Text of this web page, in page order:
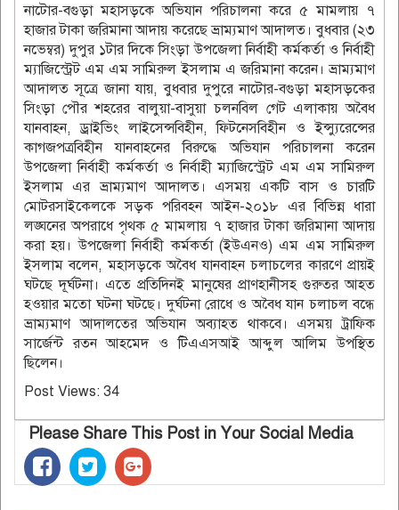
নাটোর-বগুড়া মহাসড়কে অভিযান পরিচালনা করে ৫ মামলায় ৭
হাজার টাকা জরিমানা আদায় করেছে ভ্রাম্যমাণ আদালত। বুধবার (২৩
নভেম্বর) দুপুর ১টার দিকে সিংড়া উপজেলা নির্বাহী কর্মকর্তা ও নির্বাহী
ম্যাজিস্ট্রেট এম এম সামিরুল ইসলাম এ জরিমানা করেন। ভ্রাম্যমাণ
আদালত সূত্রে জানা যায়, বুধবার দুপুরে নাটোর-বগুড়া মহাসড়কের
সিংড়া পৌর শহরের বালুয়া-বাসুয়া চলনবিল গেট এলাকায় অবৈধ
যানবাহন, ড্রাইভিং লাইসেন্সবিহীন, ফিটনেসবিহীন ও ইন্স্যুরেন্সের
কাগজপত্রবিহীন যানবাহনের বিরুদ্ধে অভিযান পরিচালনা করেন
উপজেলা নির্বাহী কর্মকর্তা ও নির্বাহী ম্যাজিস্ট্রেট এম এম সামিরুল
ইসলাম এর ভ্রাম্যমাণ আদালত। এসময় একটি বাস ও চারটি
মোটরসাইকেলকে সড়ক পরিবহন আইন-২০১৮ এর বিভিন্ন ধারা
লঙ্ঘনের অপরাধে পৃথক ৫ মামলায় ৭ হাজার টাকা জরিমানা আদায়
করা হয়। উপজেলা নির্বাহী কর্মকর্তা (ইউএনও) এম এম সামিরুল
ইসলাম বলেন, মহাসড়কে অবৈধ যানবাহন চলাচলের কারণে প্রায়ই
ঘটছে দূর্ঘটনা। এতে প্রতিদিনই মানুষের প্রাণহানীসহ গুরুতর আহত
হওয়ার মতো ঘটনা ঘটছে। দুর্ঘটনা রোধে ও অবৈধ যান চলাচল বন্ধে
ভ্রাম্যমাণ আদালতের অভিযান অব্যাহত থাকবে। এসময় ট্রাফিক
সার্জেন্ট রতন আহমেদ ও টিএএসআই আব্দুল আলিম উপস্থিত
ছিলেন।
Post Views: 34
Please Share This Post in Your Social Media